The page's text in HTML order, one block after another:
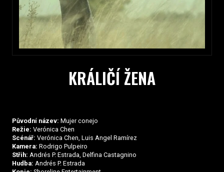
KRÁLIČÍ ŽENA
Původní název: Mujer conejo
Režie: Verónica Chen
Scénář: Verónica Chen, Luis Angel Ramírez
Kamera: Rodrigo Pulpeiro
Střih: Andrés P. Estrada, Delfina Castagnino
Hudba: Andrés P. Estrada